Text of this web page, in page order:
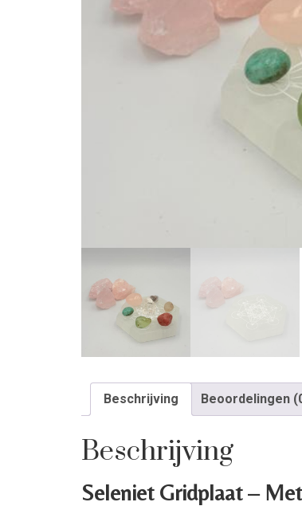
Beschrijving Beoordelingen
Beschrijving
Seleniet Gridplaat –